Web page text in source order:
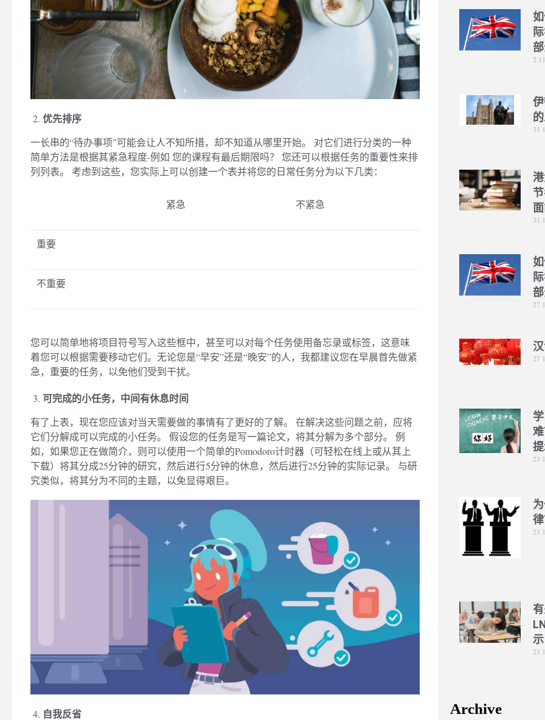
优先排序
一长串的“待办事项”可能会让人不知所措，却不知道从哪里开始。 对它们进行分类的一种
简单方法是根据其紧急程度-例如 您的课程有最后期限吗？ 您还可以根据任务的重要性来排
列列表。 考虑到这些，您实际上可以创建一个表并将您的日常任务分为以下几类：
紧急 不紧急
重要
不重要
您可以简单地将项目符号写入这些框中，甚至可以对每个任务使用备忘录或标签，这意味
着您可以根据需要移动它们。无论您是“早安”还是“晚安”的人，我都建议您在早晨首先做紧
急，重要的任务，以免他们受到干扰。
可完成的小任务，中间有休息时间
有了上表，现在您应该对当天需要做的事情有了更好的了解。 在解决这些问题之前，应将
它们分解成可以完成的小任务。 假设您的任务是写一篇论文，将其分解为多个部分。 例
如，如果您正在做简介，则可以使用一个简单的Pomodoro计时器（可轻松在线上或从其上
下载）将其分成25分钟的研究，然后进行5分钟的休息，然后进行25分钟的实际记录。 与研
究类似，将其分为不同的主题，以免显得艰巨。
自我反省
2
31
31
27
27
23
23
示
23
Archive